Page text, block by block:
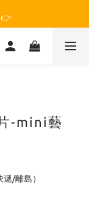
教育平台
教育平台
-mini藝
/離島）